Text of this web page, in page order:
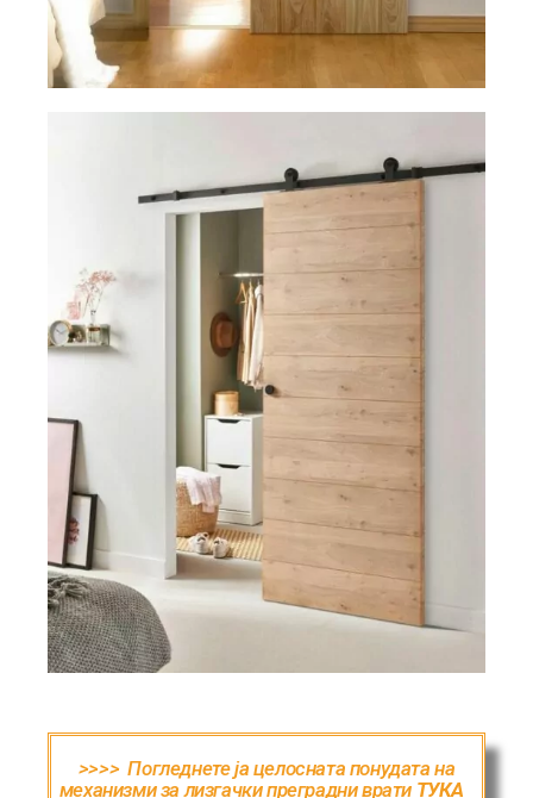
>>>> Погледнете ja целосната понудата на
механизми за лизгачки преградни врати ТУКА